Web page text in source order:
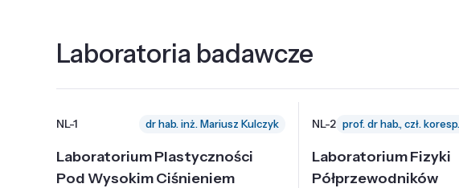
Laboratoria badawcze
NL-1 dr hab. inż. Mariusz Kulczyk
Laboratorium Plastyczności
Pod Wysokim Ciśnieniem
NL-2
Laboratorium Fizyki
Półprzewodników